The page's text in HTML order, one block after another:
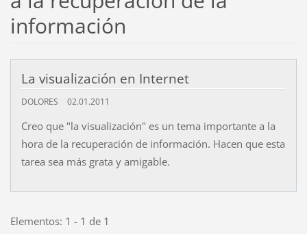
información
La visualización en Internet
DOLORES 02.01.2011
Creo que "la visualización" es un tema importante a la
hora de la recuperación de información. Hacen que esta
tarea sea más grata y amigable.
Elementos: 1 - 1 de 1